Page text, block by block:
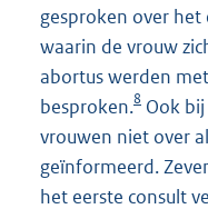
gesproken over
waarin de vrouw
abortus werden
besproken.8 Ook
vrouwen niet over
geïnformeerd.
het eerste consult